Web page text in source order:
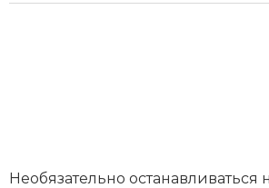
Необязательно останавливаться